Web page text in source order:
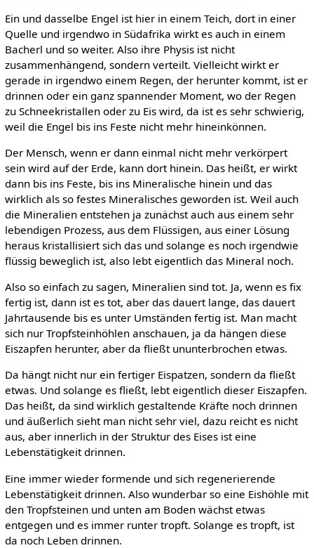
Ein und dasselbe Engel ist hier in einem Teich, dort in einer
Quelle und irgendwo in Südafrika wirkt es auch in einem
Bacherl und so weiter. Also ihre Physis ist nicht
zusammenhängend, sondern verteilt. Vielleicht wirkt er
gerade in irgendwo einem Regen, der herunter kommt, ist er
drinnen oder ein ganz spannender Moment, wo der Regen
zu Schneekristallen oder zu Eis wird, da ist es sehr schwierig,
weil die Engel bis ins Feste nicht mehr hineinkönnen.
Der Mensch, wenn er dann einmal nicht mehr verkörpert
sein wird auf der Erde, kann dort hinein. Das heißt, er wirkt
dann bis ins Feste, bis ins Mineralische hinein und das
wirklich als so festes Mineralisches geworden ist. Weil auch
die Mineralien entstehen ja zunächst auch aus einem sehr
lebendigen Prozess, aus dem Flüssigen, aus einer Lösung
heraus kristallisiert sich das und solange es noch irgendwie
flüssig beweglich ist, also lebt eigentlich das Mineral noch.
Also so einfach zu sagen, Mineralien sind tot. Ja, wenn es fix
fertig ist, dann ist es tot, aber das dauert lange, das dauert
Jahrtausende bis es unter Umständen fertig ist. Man macht
sich nur Tropfsteinhöhlen anschauen, ja da hängen diese
Eiszapfen herunter, aber da fließt ununterbrochen etwas.
Da hängt nicht nur ein fertiger Eispatzen, sondern da fließt
etwas. Und solange es fließt, lebt eigentlich dieser Eiszapfen.
Das heißt, da sind wirklich gestaltende Kräfte noch drinnen
und äußerlich sieht man nicht sehr viel, dazu reicht es nicht
aus, aber innerlich in der Struktur des Eises ist eine
Lebenstätigkeit drinnen.
Eine immer wieder formende und sich regenerierende
Lebenstätigkeit drinnen. Also wunderbar so eine Eishöhle mit
den Tropfsteinen und unten am Boden wächst etwas
entgegen und es immer runter tropft. Solange es tropft, ist
da noch Leben drinnen.